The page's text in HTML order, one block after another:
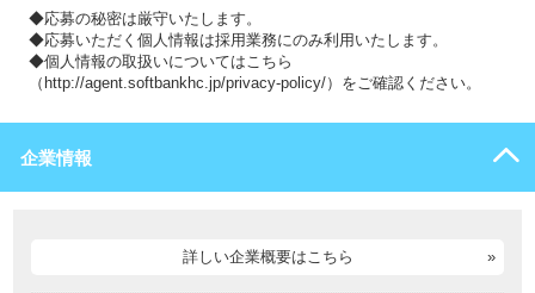
◆応募の秘密は厳守いたします。
◆応募いただく個人情報は採用業務にのみ利用いたします。
◆個人情報の取扱いについてはこちら
（http://agent.softbankhc.jp/privacy-policy/）をご確認ください。
企業情報
詳しい企業概要はこちら